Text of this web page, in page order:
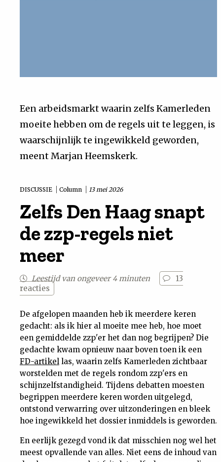
Magazine
Podcast
Nieuwsbrief
Contact
Een arbeidsmarkt waarin zelfs Kamerleden
moeite hebben om de regels uit te leggen, is
waarschijnlijk te ingewikkeld geworden,
meent Marjan Heemskerk.
DISCUSSIE Column 13 mei 2026
Zelfs Den Haag snapt
de zzp-regels niet
meer
Leestijd van ongeveer 4 minuten
13
reacties
De afgelopen maanden heb ik meerdere keren
gedacht: als ik hier al moeite mee heb, hoe moet
een gemiddelde zzp'er het dan nog begrijpen? Die
gedachte kwam opnieuw naar boven toen ik een
FD-artikel las, waarin zelfs Kamerleden zichtbaar
worstelden met de regels rondom zzp'ers en
schijnzelfstandigheid. Tijdens debatten moesten
begrippen meerdere keren worden uitgelegd,
ontstond verwarring over uitzonderingen en bleek
hoe ingewikkeld het dossier inmiddels is geworden.
En eerlijk gezegd vond ik dat misschien nog wel het
meest opvallende van alles. Niet eens de inhoud van